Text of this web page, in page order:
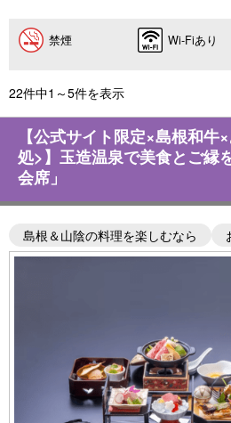
禁煙 Wi-Fiあり
22件中1～5件を表示
【公式サイト限定×島根和
処>】玉造温泉で美食とご縁
会席」
島根＆山陰の料理を楽しむなら